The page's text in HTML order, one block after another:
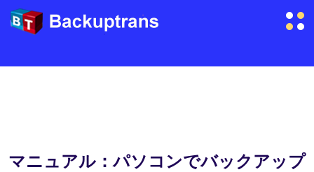
マニュアル：パソコンでバックアップ